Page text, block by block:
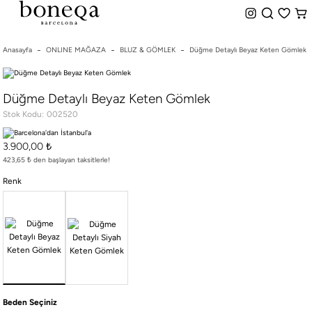
%50 ye Varan İndirim Hemen Teslim Seçeneği
Anasayfa ONLINE MAĞAZA BLUZ & GÖMLEK Düğme Detaylı Beyaz Keten Gömlek
Düğme Detaylı Beyaz Keten Gömlek
Stok Kodu 002520
3.900,00 ₺
423,65 ₺ den başlayan taksitlerle!
Renk
Beden Seçiniz
26 SS İLKBAHAR-YAZ
25/26 SONBAHAR-KIŞ
TÜM KOLEKSİYONLAR
ELBİSE
BLUZ & GÖMLEK
CEKET & YELEK
ETEK
PARTİ & GECE KOLEKSİYONU
TAYT & ŞORT